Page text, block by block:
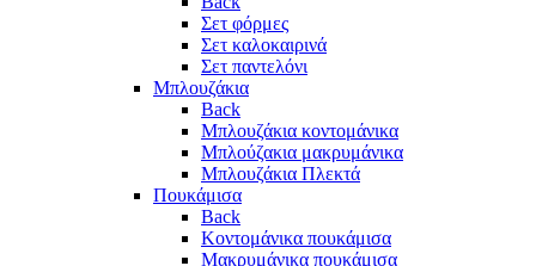
Σετ φόρμες
Σετ καλοκαιρινά
Σετ παντελόνι
Μπλουζάκια
Back
Μπλουζάκια κοντομάνικα
Μπλούζακια μακρυμάνικα
Μπλουζάκια Πλεκτά
Πουκάμισα
Back
Κοντομάνικα πουκάμισα
Μακρυμάνικα πουκάμισα